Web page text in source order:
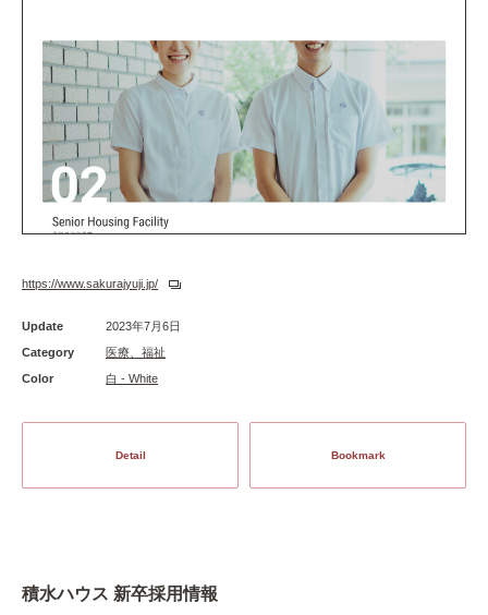
https://www.sakurajyuji.jp/
Update
2023年7月6日
Category
医療、福祉
Color
白 - White
Detail Bookmark
積水ハウス 新卒採用情報